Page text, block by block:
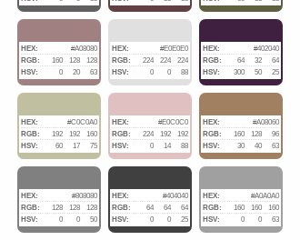
HEX:
#A08080
RGB:
160 128
128
HSV:
0 20 63
HEX:
#E0E0E0
RGB:
224 224
224
HSV:
0 0 88
HEX:
#402040
RGB:
64 32
64
HSV:
300 50 25
HEX:
#C0C0A0
RGB:
192 192
160
HSV:
60 17 75
HEX:
#E0C0C0
RGB:
224 192
192
HSV:
0 14 88
HEX:
#A08060
RGB:
160 128
96
HSV:
30 40 63
HEX:
#808080
RGB:
128 128
128
HSV:
0 0 50
HEX:
#404040
RGB:
64 64
64
HSV:
0 0 25
HEX:
#A0A0A0
RGB:
160 160
160
HSV:
0 0 63